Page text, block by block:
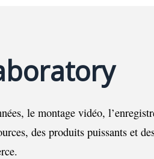
le montage vidéo,
des produits puissants et